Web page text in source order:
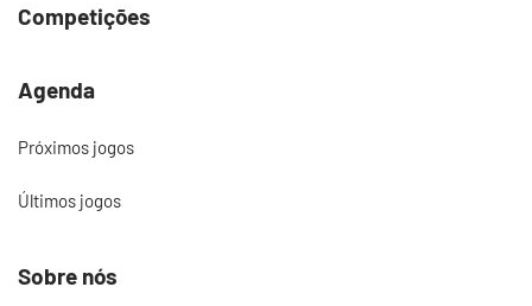
Competições
Agenda
Próximos jogos
Últimos jogos
Sobre nós